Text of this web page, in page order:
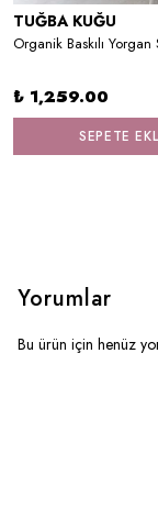
TUĞBA KUĞU
₺ 1,259.00
SEPETE
Yorumlar
Bu ürün için henüz